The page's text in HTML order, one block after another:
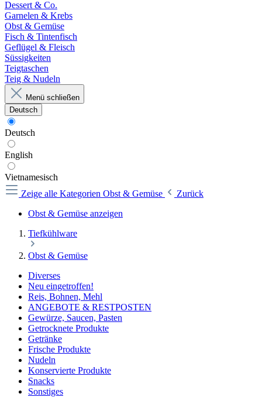
Dessert & Co.
Garnelen & Krebs
Obst & Gemüse
Fisch & Tintenfisch
Geflügel & Fleisch
Süssigkeiten
Teigtaschen
Teig & Nudeln
Menü schließen
Deutsch
Deutsch
English
Vietnamesisch
Zeige alle Kategorien Obst & Gemüse
Zurück
Obst & Gemüse anzeigen
Tiefkühlware
Obst & Gemüse
Diverses
Neu eingetroffen!
Reis, Bohnen, Mehl
ANGEBOTE & RESTPOSTEN
Gewürze, Saucen, Pasten
Getrocknete Produkte
Getränke
Frische Produkte
Nudeln
Konservierte Produkte
Snacks
Sonstiges